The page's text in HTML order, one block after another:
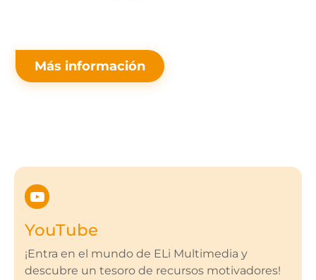
Más información
YouTube
¡Entra en el mundo de ELi Multimedia y
descubre un tesoro de recursos motivadores!